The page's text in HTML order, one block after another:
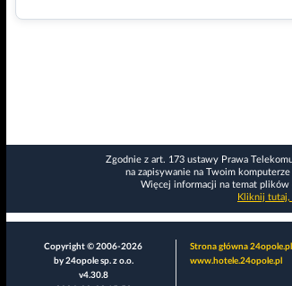
Zgodnie z art. 173 ustawy Prawa
na zapisywanie na Twoim
Więcej informacji na temat plików
Kliknij tutaj,
Copyright © 2006-2026
by 24opole sp. z o.o.
v4.30.8
Strona główna 24opole.pl
www.hotele.24opole.pl